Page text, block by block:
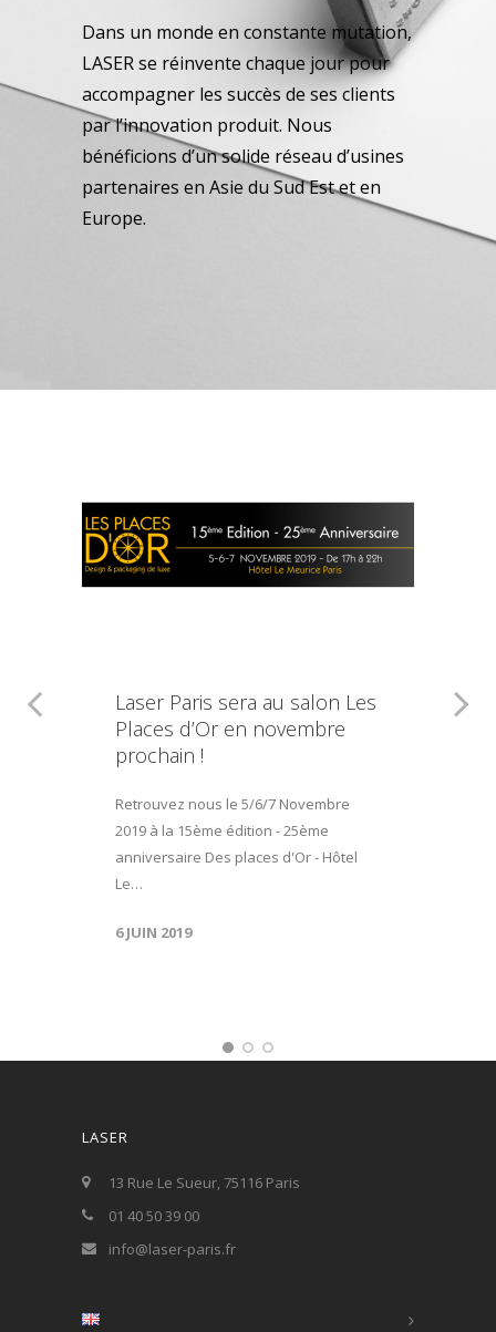
Dans un monde en constante mutation,
LASER se réinvente chaque jour pour
accompagner les succès de ses clients
par l’innovation produit. Nous
bénéficions d’un solide réseau d’usines
partenaires en Asie du Sud Est et en
Europe.
Laser Paris sera au salon Les
Places d’Or en novembre
prochain !
Retrouvez nous le 5/6/7 Novembre
2019 à la 15ème édition - 25ème
anniversaire Des places d'Or - Hôtel
Le…
6 JUIN 2019
LASER
13 Rue Le Sueur, 75116 Paris
01 40 50 39 00
info@laser-paris.fr